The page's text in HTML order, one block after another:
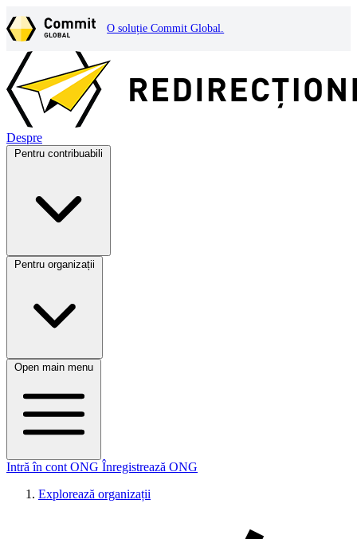
O soluție Commit Global.
Despre
Pentru contribuabili
Pentru organizații
Open main menu
Intră în cont ONG Înregistrează ONG
Explorează organizații